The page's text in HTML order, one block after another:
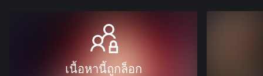
เนื้อหานี้ถูกล็อก